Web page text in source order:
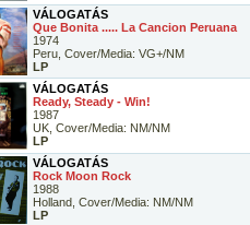
VÁLOGATÁS
Que Bonita ..... La Cancion Peruana
1974
Peru, Cover/Media: VG+/NM
LP
VÁLOGATÁS
Ready, Steady - Win!
1987
UK, Cover/Media: NM/NM
LP
VÁLOGATÁS
Rock Moon Rock
1988
Holland, Cover/Media: NM/NM
LP